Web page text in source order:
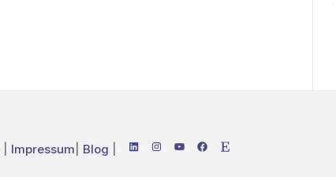
Impressum Blog LinkedInInstagram
YouTubeFacebook
Etsy